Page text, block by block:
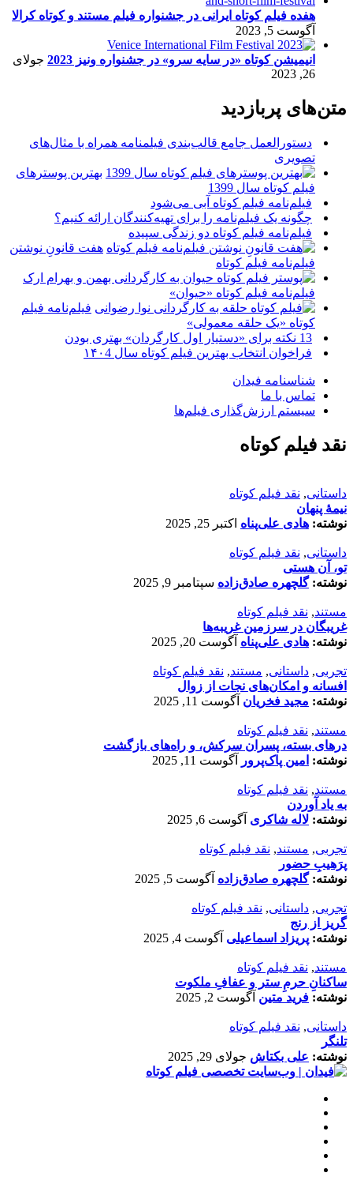
هفده فیلم کوتاه ایرانی در جشنواره فیلم مستند و کوتاه کرالا
آگوست 5, 2023
انیمیشن کوتاه «در سایه سرو» در جشنواره ونیز 2023
جولای
26, 2023
متن‌های پربازدید
دستورالعمل جامع قالب‌بندی فیلمنامه همراه با مثال‌های
تصویری
بهترین پوسترهای
فیلم کوتاه سال 1399
فیلم‌نامه فیلم کوتاه آبی می‌شود
چگونه یک فیلم‌نامه را برای تهیه‌کنندگان ارائه کنیم؟
فیلم‌نامه فیلم کوتاه دو زندگی سپیده
هفت قانونِ نوشتن
فیلم‌نامه فیلم کوتاه
فیلم‌نامه فیلم کوتاه «حیوان»
فیلم‌نامه فیلم
کوتاه «یک حلقه معمولی»
13 نکته برای «دستیار اول کارگردان» بهتری بودن
فراخوان انتخاب بهترین فیلم کوتاه سال ۱۴۰4
شناسنامه فیدان
تماس با ما
سیستم ارزش‌گذاری فیلم‌ها
نقد فیلم کوتاه
داستانی, نقد فیلم کوتاه
نیمۀ پنهان
نوشته: هادی علی‌پناه اکتبر 25, 2025
داستانی, نقد فیلم کوتاه
تو، آن هستی
نوشته:گلچهره صادق‌زاده سپتامبر 9, 2025
مستند, نقد فیلم کوتاه
غریبگان در سرزمین غریبه‌ها
نوشته: هادی علی‌پناه آگوست 20, 2025
تجربی, داستانی, مستند, نقد فیلم کوتاه
افسانه‌ و امکان‌های نجات از زوال
نوشته: مجید فخریان آگوست 11, 2025
مستند, نقد فیلم کوتاه
درهای بسته، پسران سرکش، و راه‌های بازگشت
نوشته: امین پاک‌پرور آگوست 11, 2025
مستند, نقد فیلم کوتاه
به یاد آوردن
نوشته: لاله شاکری آگوست 6, 2025
تجربی, مستند, نقد فیلم کوتاه
پرَهیب‌ِ حضور
نوشته:گلچهره صادق‌زاده آگوست 5, 2025
تجربی, داستانی, نقد فیلم کوتاه
گریز از رنج
نوشته: پریزاد اسماعیلی آگوست 4, 2025
مستند, نقد فیلم کوتاه
ساکنانِ حرمِ ستر و عفافِ ملکوت
نوشته: فرید متین آگوست 2, 2025
داستانی, نقد فیلم کوتاه
تلنگر
نوشته: علی بکتاش جولای 29, 2025